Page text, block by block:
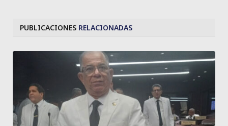
PUBLICACIONES RELACIONADAS